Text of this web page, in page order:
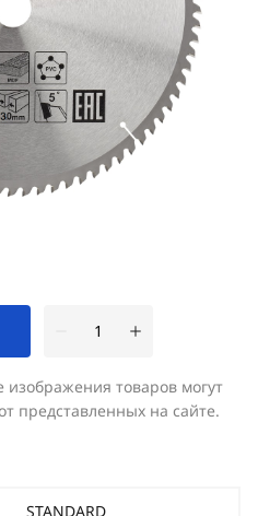
товаров могут
представленных на сайте.
STANDARD